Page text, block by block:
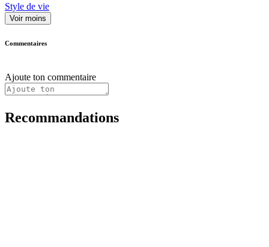
Style de vie
Voir moins
Commentaires
Ajoute ton commentaire
Recommandations